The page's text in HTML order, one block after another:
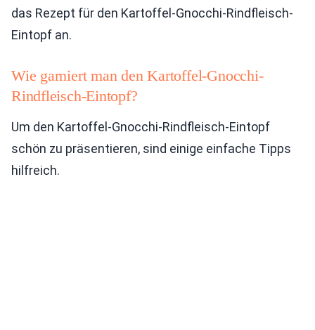
das Rezept für den Kartoffel-Gnocchi-Rindfleisch-
Eintopf an.
Wie garniert man den Kartoffel-Gnocchi-
Rindfleisch-Eintopf?
Um den Kartoffel-Gnocchi-Rindfleisch-Eintopf
schön zu präsentieren, sind einige einfache Tipps
hilfreich.